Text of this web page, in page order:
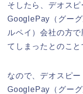
そしたら、デオス
GooglePay（グー
ルペイ）会社の方
てしまったとのこと
なので、デオスピ
GooglePay（グー